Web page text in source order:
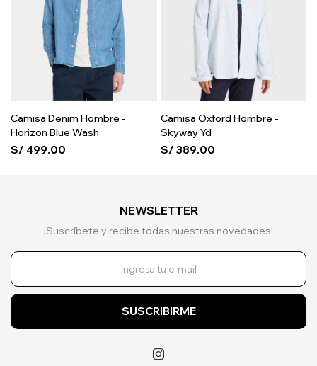
Camisa Denim Hombre -
Horizon Blue Wash
S/ 499.00
Camisa Oxford Hombre -
Skyway Yd
S/ 389.00
NEWSLETTER
¡Suscríbete y recibe todas nuestras novedades!
SUSCRIBIRME
